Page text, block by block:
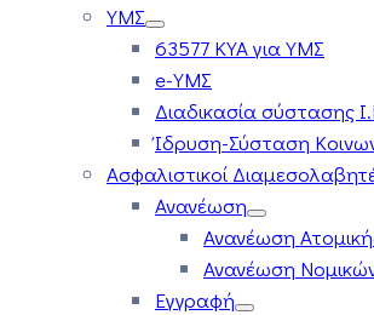
ΥΜΣ
63577 ΚΥΑ για ΥΜΣ
e-ΥΜΣ
Διαδικασία σύστασης
Ίδρυση-Σύσταση
Ασφαλιστικοί
Ανανέωση
Ανανέωση
Ανανέωση
Εγγραφή